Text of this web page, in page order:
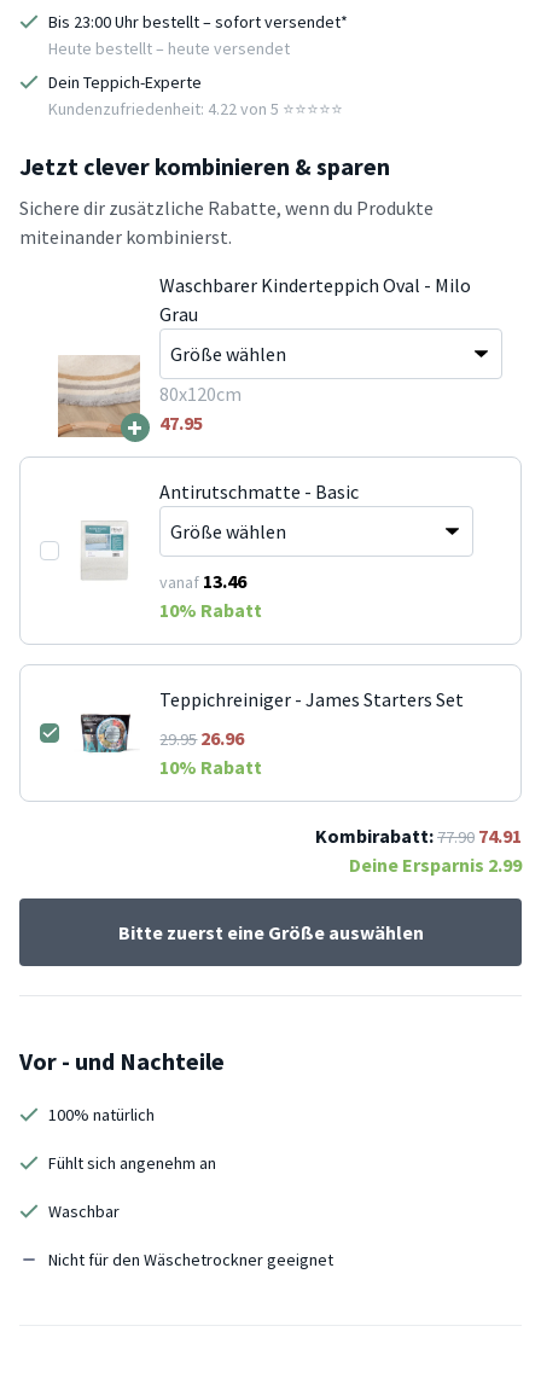
Bis 23:00 Uhr bestellt – sofort versendet*
Heute bestellt – heute versendet
Dein Teppich-Experte
Kundenzufriedenheit: 4.22 von 5 ⭐️⭐️⭐️⭐️⭐️
Jetzt clever kombinieren & sparen
Sichere dir zusätzliche Rabatte, wenn du Produkte
miteinander kombinierst.
+
Waschbarer Kinderteppich Oval - Milo
Grau
80x120cm
47.95
Antirutschmatte - Basic
vanaf 13.46
10% Rabatt
Teppichreiniger - James Starters Set
29.9526.96
10% Rabatt
Kombirabatt:77.90 74.91
Deine Ersparnis 2.99
Bitte zuerst eine Größe auswählen
Vor - und Nachteile
100% natürlich
Fühlt sich angenehm an
Waschbar
Nicht für den Wäschetrockner geeignet